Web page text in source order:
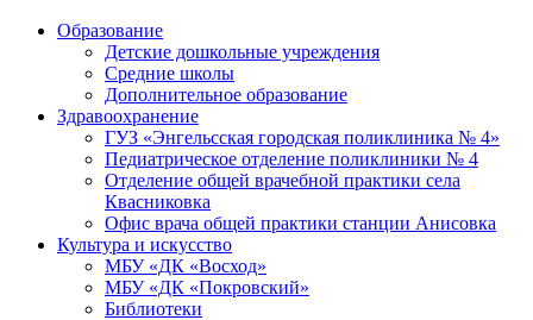
Образование
Детские дошкольные учреждения
Средние школы
Дополнительное образование
Здравоохранение
ГУЗ «Энгельсская городская поликлиника № 4»
Педиатрическое отделение поликлиники № 4
Отделение общей врачебной практики села
Квасниковка
Офис врача общей практики станции Анисовка
Культура и искусство
МБУ «ДК «Восход»
МБУ «ДК «Покровский»
Библиотеки